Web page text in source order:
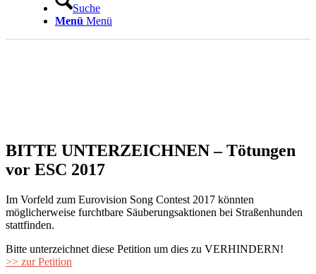
Suche
Menü Menü
BITTE UNTERZEICHNEN – Tötungen
vor ESC 2017
Im Vorfeld zum Eurovision Song Contest 2017 könnten
möglicherweise furchtbare Säuberungsaktionen bei Straßenhunden
stattfinden.
Bitte unterzeichnet diese Petition um dies zu VERHINDERN!
>> zur Petition